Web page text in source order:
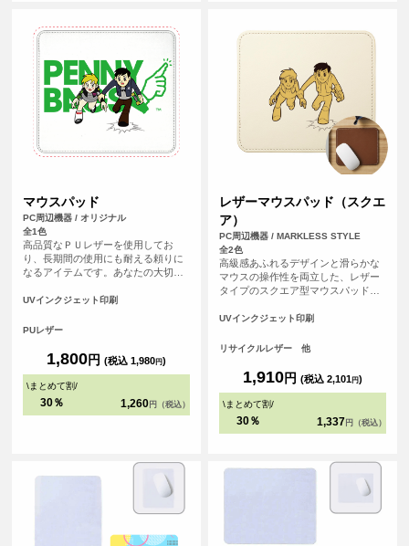
マウスパッド
PC周辺機器 / オリジナル
全1色
高品質なＰＵレザーを使用してお
り、長期間の使用にも耐える頼りに
なるアイテムです。あなたの大切な
することで、パソコン周りが一気に
UVインクジェット印刷
PUレザー
1,800円 (税込 1,980円)
\まとめて割/
30％ 1,260 円（税込）
レザーマウスパッド（スクエ
ア）
PC周辺機器 / MARKLESS STYLE
全2色
高級感あふれるデザインと滑らかな
マウスの操作性を両立した、レザー
タイプのスクエア型マウスパッドで
革くずを繊維状に加工し、樹脂と混
ルレザー素材を使用しています。
念品としてもおすすめのアイテムで
UVインクジェット印刷
リサイクルレザー 他
1,910円 (税込 2,101円)
\まとめて割/
30％ 1,337 円（税込）